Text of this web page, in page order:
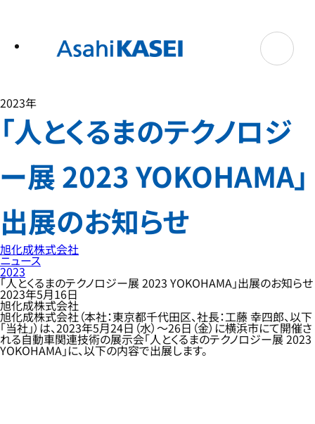
2023年
「人とくるまのテクノロジ
ー展 2023 YOKOHAMA」
出展のお知らせ
旭化成株式会社
ニュース
2023
「人とくるまのテクノロジー展 2023 YOKOHAMA」出展のお知らせ
2023年5月16日
旭化成株式会社
旭化成株式会社（本社：東京都千代田区、社長：工藤 幸四郎、以下
「当社」）は、2023年5月24日（水）～26日（金）に横浜市にて開催さ
れる自動車関連技術の展示会「人とくるまのテクノロジー展 2023
YOKOHAMA」に、以下の内容で出展します。